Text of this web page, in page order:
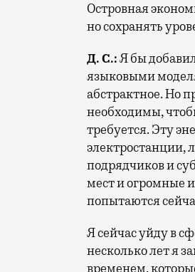
Островная
но сохранять
Д. С.:Я бы
языковыми
абстрактное. Но
необходимы,
требуется. Эту
электростанции,
подрядчиков и
мест и огромные
попытаются
Я сейчас уйду в
несколько лет я
временем,